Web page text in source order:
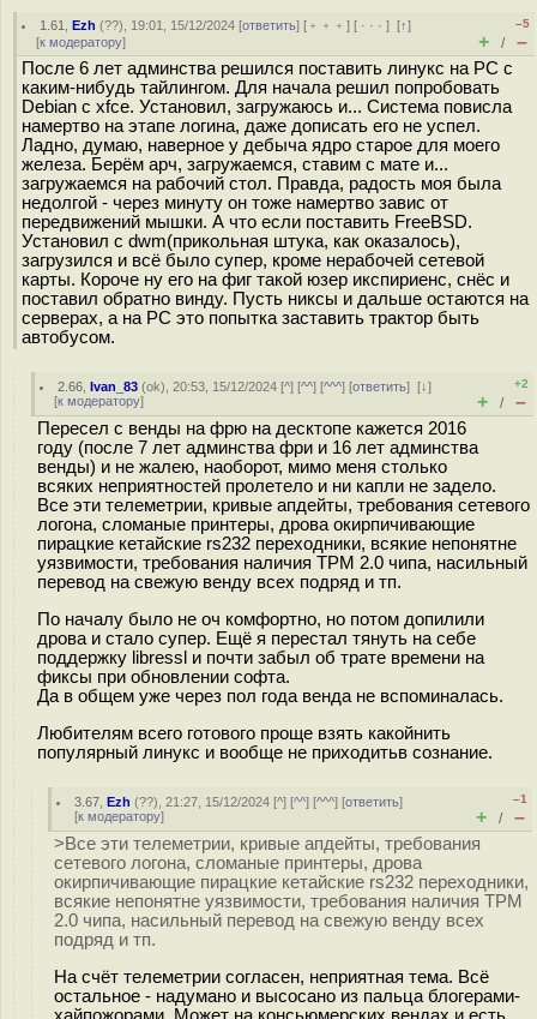
1.61 ,Ezh (??), 19:01, 15/12/2024 [ответить] [ ﹢﹢﹢] [ · · ·][↑]
[к модератору]
–5
+ / –
После 6 лет админства решился поставить линукс на PC с
каким-нибудь тайлингом. Для начала решил попробовать
Debian с xfce. Установил, загружаюсь и... Система повисла
намертво на этапе логина, даже дописать его не успел.
Ладно, думаю, наверное у дебыча ядро старое для моего
железа. Берём арч, загружаемся, ставим с мате и...
загружаемся на рабочий стол. Правда, радость моя была
недолгой - через минуту он тоже намертво завис от
передвижений мышки. А что если поставить FreeBSD.
Установил с dwm(прикольная штука, как оказалось),
загрузился и всё было супер, кроме нерабочей сетевой
карты. Короче ну его на фиг такой юзер икспириенс, снёс и
поставил обратно винду. Пусть никсы и дальше остаются на
серверах, а на PC это попытка заставить трактор быть
автобусом.
2.66 ,Ivan_83 (ok), 20:53, 15/12/2024 [^] [^^] [^^^] [ответить][↓]
[к модератору]
+2
+ / –
Пересел с венды на фрю на десктопе кажется 2016
году (после 7 лет админства фри и 16 лет админства
венды) и не жалею, наоборот, мимо меня столько
всяких неприятностей пролетело и ни капли не задело.
Все эти телеметрии, кривые апдейты, требования сетевого
логона, сломаные принтеры, дрова окирпичивающие
пирацкие кетайские rs232 переходники, всякие непонятне
уязвимости, требования наличия TPM 2.0 чипа, насильный
перевод на свежую венду всех подряд и тп.
По началу было не оч комфортно, но потом допилили
дрова и стало супер. Ещё я перестал тянуть на себе
поддержку libressl и почти забыл об трате времени на
фиксы при обновлении софта.
Да в общем уже через пол года венда не вспоминалась.
Любителям всего готового проще взять какойнить
популярный линукс и вообще не приходитьв сознание.
3.67 ,Ezh (??), 21:27, 15/12/2024 [^] [^^] [^^^] [ответить]
[к модератору]
–1
+ / –
>Все эти телеметрии, кривые апдейты, требования
сетевого логона, сломаные принтеры, дрова
окирпичивающие пирацкие кетайские rs232 переходники,
всякие непонятне уязвимости, требования наличия TPM
2.0 чипа, насильный перевод на свежую венду всех
подряд и тп.
На счёт телеметрии согласен, неприятная тема. Всё
остальное - надумано и высосано из пальца блогерами-